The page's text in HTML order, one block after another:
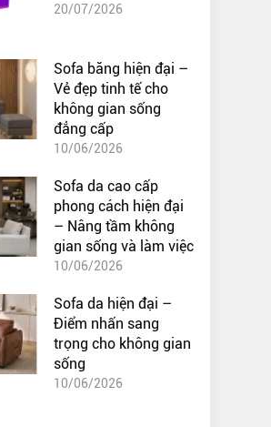
20/07/2026
Sofa băng hiện đại –
Vẻ đẹp tinh tế cho
không gian sống
đẳng cấp
10/06/2026
Sofa da cao cấp
phong cách hiện đại
– Nâng tầm không
gian sống và làm việc
10/06/2026
Sofa da hiện đại –
Điểm nhấn sang
trọng cho không gian
sống
10/06/2026